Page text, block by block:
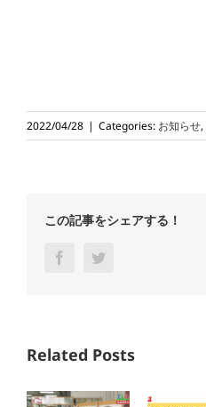
2022/04/28 | Categories: お知らせ,
この記事をシェアする！
Facebook
Related Posts